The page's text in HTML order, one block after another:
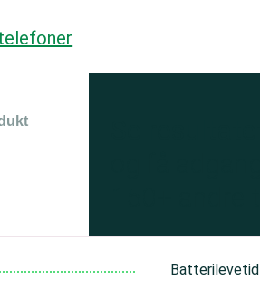
Batterilevetid